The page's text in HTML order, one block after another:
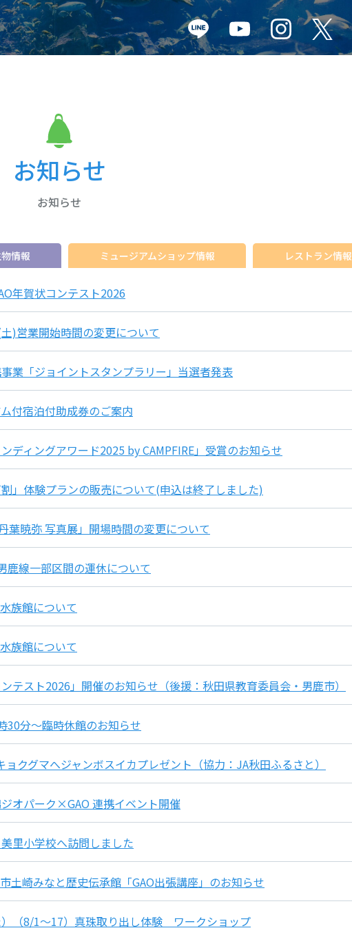
お知らせ
お知らせ
情報 ミュージアムショップ情報 レストラン情報
年賀状コンテスト2026
)営業開始時間の変更について
業「ジョイントスタンプラリー」当選者発表
付宿泊付助成券のご案内
ンディングアワード2025 by CAMPFIRE」受賞のお知らせ
割」体験プランの販売について(申込は終了しました)
葉暁弥 写真展」開場時間の変更について
鹿線一部区間の運休について
族館について
族館について
ンテスト2026」開催のお知らせ（後援：秋田県教育委員会・男鹿市）
30分～臨時休館のお知らせ
クグマへジャンボスイカプレゼント（協力：JA秋田ふるさと）
オパーク×GAO 連携イベント開催
美里小学校へ訪問しました
土崎みなと歴史伝承館「GAO出張講座」のお知らせ
）（8/1～17）真珠取り出し体験 ワークショップ